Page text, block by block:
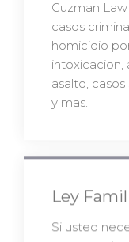
Guzman
casos
homicidio
intoxicacion,
asalto,
y mas.
Ley
Si usted